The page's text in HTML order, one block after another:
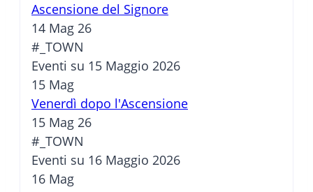
Ascensione del Signore
14 Mag 26
#_TOWN
Eventi su 15 Maggio 2026
15 Mag
Venerdì dopo l'Ascensione
15 Mag 26
#_TOWN
Eventi su 16 Maggio 2026
16 Mag